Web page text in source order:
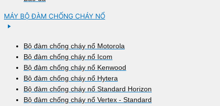
MÁY BỘ ĐÀM CHỐNG CHÁY NỔ
Bộ đàm chống cháy nổ Motorola
Bộ đàm chống cháy nổ Icom
Bộ đàm chống cháy nổ Kenwood
Bộ đàm chống cháy nổ Hytera
Bộ đàm chống cháy nổ Standard Horizon
Bộ đàm chống cháy nổ Vertex - Standard